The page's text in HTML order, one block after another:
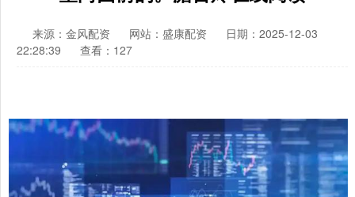
来源：金风配资 网站：盛康配资
日期：2025-12-03
22:28:39
查看：127